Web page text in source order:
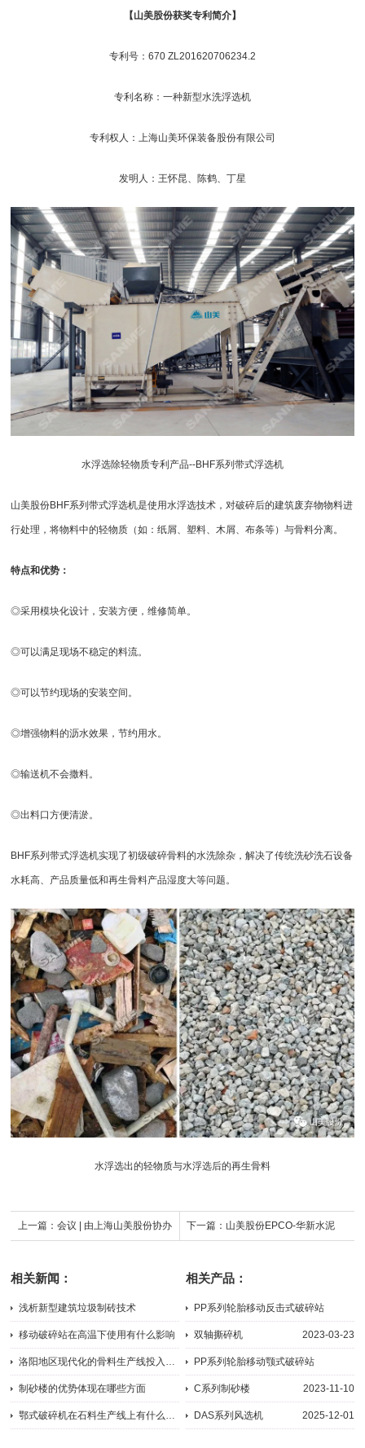
【山美股份获奖专利简介】
专利号：670 ZL201620706234.2
专利名称：一种新型水洗浮选机
专利权人： 上海山美环保装备股份有限公司
发明人：王怀昆、陈鹤、丁星
水浮选除轻物质专利产品--BHF系列带式浮选机
山美股份BHF系列带式浮选机是使用水浮选技术，对破碎后的建筑废弃物物料进
行处理，将物料中的轻物质（如：纸屑、塑料、木屑、布条等）与骨料分离。
特点和优势：
◎采用模块化设计，安装方便，维修简单。
◎可以满足现场不稳定的料流。
◎可以节约现场的安装空间。
◎增强物料的沥水效果，节约用水。
◎输送机不会撒料。
◎出料口方便清淤。
BHF系列带式浮选机实现了初级破碎骨料的水洗除杂，解决了传统洗砂洗石设备
水耗高、产品质量低和再生骨料产品湿度大等问题。
水浮选出的轻物质与水浮选后的再生骨料
上一篇： 会议 | 由上海山美股份协办
利用研讨会即将在上海隆重召开
下一篇： 山美股份EPCO-华新水泥
相关新闻：
浅析新型建筑垃圾制砖技术
2012-12-04
移动破碎站在高温下使用有什么影响
2023-11-17
洛阳地区现代化的骨料生产线投入运营
2017-01-06
制砂楼的优势体现在哪些方面
2023-04-14
鄂式破碎机在石料生产线上有什么优势？
相关产品：
PP系列轮胎移动反击式破碎站
2024-09-05
双轴撕碎机 2023-03-23
PP系列轮胎移动颚式破碎站
2024-09-05
C系列制砂楼 2023-11-10
DAS系列风选机 2025-12-01